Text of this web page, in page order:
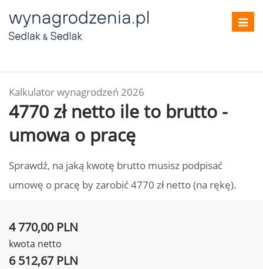
Kalkulator wynagrodzeń 2026
4770 zł netto ile to brutto -
umowa o pracę
Sprawdź, na jaką kwotę brutto musisz podpisać
umowę o pracę by zarobić 4770 zł netto (na rękę).
4 770,00 PLN
kwota netto
6 512,67 PLN